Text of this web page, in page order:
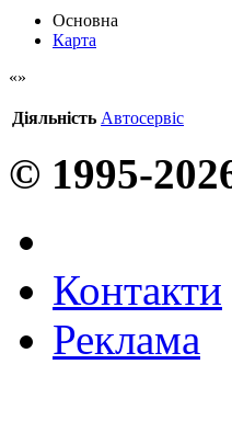
Основна
Карта
Діяльність Автосервіс
© 1995-
Контакти
Реклама